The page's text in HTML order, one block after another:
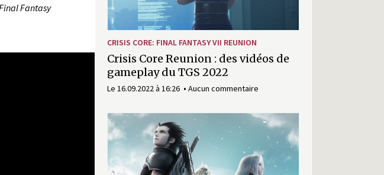
Fantasy
Trailer
CRISIS CORE: FINAL FANTASY VII REUNION
Crisis Core Reunion : des vidéos de
gameplay du TGS 2022
Le 16.09.2022 à 16:26 Aucun commentaire